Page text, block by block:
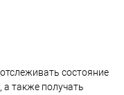
состояние
а также получать